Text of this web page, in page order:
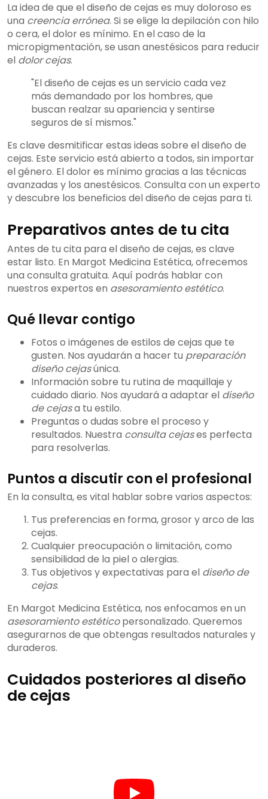
La idea de que el diseño de cejas es muy doloroso es
una creencia errónea. Si se elige la depilación con hilo
o cera, el dolor es mínimo. En el caso de la
micropigmentación, se usan anestésicos para reducir
el dolor cejas.
"El diseño de cejas es un servicio cada vez
más demandado por los hombres, que
buscan realzar su apariencia y sentirse
seguros de sí mismos."
Es clave desmitificar estas ideas sobre el diseño de
cejas. Este servicio está abierto a todos, sin importar
el género. El dolor es mínimo gracias a las técnicas
avanzadas y los anestésicos. Consulta con un experto
y descubre los beneficios del diseño de cejas para ti.
Preparativos antes de tu cita
Antes de tu cita para el diseño de cejas, es clave
estar listo. En Margot Medicina Estética, ofrecemos
una consulta gratuita. Aquí podrás hablar con
nuestros expertos en asesoramiento estético.
Qué llevar contigo
Fotos o imágenes de estilos de cejas que te
gusten. Nos ayudarán a hacer tu preparación
diseño cejasúnica.
Información sobre tu rutina de maquillaje y
cuidado diario. Nos ayudará a adaptar el diseño
de cejasa tu estilo.
Preguntas o dudas sobre el proceso y
resultados. Nuestra consulta cejases perfecta
para resolverlas.
Puntos a discutir con el profesional
En la consulta, es vital hablar sobre varios aspectos:
Tus preferencias en forma, grosor y arco de las
cejas.
Cualquier preocupación o limitación, como
sensibilidad de la piel o alergias.
Tus objetivos y expectativas para el diseño de
cejas.
En Margot Medicina Estética, nos enfocamos en un
asesoramiento estéticopersonalizado. Queremos
asegurarnos de que obtengas resultados naturales y
duraderos.
Cuidados posteriores al diseño
de cejas